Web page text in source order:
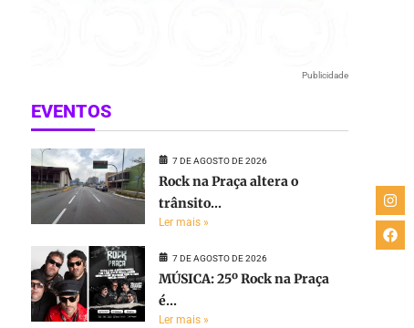
Publicidade
EVENTOS
7 DE AGOSTO DE 2026
Rock na Praça altera o
trânsito...
Ler mais »
7 DE AGOSTO DE 2026
MÚSICA: 25º Rock na Praça
é...
Ler mais »